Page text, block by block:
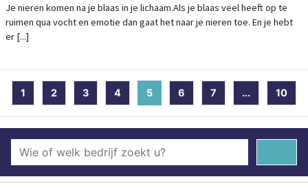
Je nieren komen na je blaas in je lichaam.Als je blaas veel heeft op te
ruimen qua vocht en emotie dan gaat het naar je nieren toe. En je hebt
er [...]
1 2 3 4 5 (current)
6 7 ... 10